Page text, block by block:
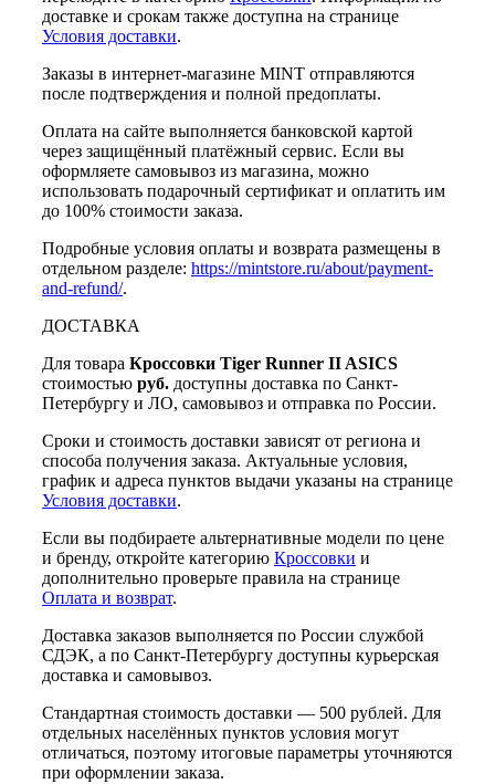
доставке и срокам также доступна на странице
Условия доставки.
Заказы в интернет-магазине MINT отправляются
после подтверждения и полной предоплаты.
Оплата на сайте выполняется банковской картой
через защищённый платёжный сервис. Если вы
оформляете самовывоз из магазина, можно
использовать подарочный сертификат и оплатить им
до 100% стоимости заказа.
Подробные условия оплаты и возврата размещены в
отдельном разделе: https://mintstore.ru/about/payment-
and-refund/.
ДОСТАВКА
Для товара Кроссовки Tiger Runner II ASICS
стоимостью руб. доступны доставка по Санкт-
Петербургу и ЛО, самовывоз и отправка по России.
Сроки и стоимость доставки зависят от региона и
способа получения заказа. Актуальные условия,
график и адреса пунктов выдачи указаны на странице
Условия доставки.
Если вы подбираете альтернативные модели по цене
и бренду, откройте категорию Кроссовки и
дополнительно проверьте правила на странице
Оплата и возврат.
Доставка заказов выполняется по России службой
СДЭК, а по Санкт-Петербургу доступны курьерская
доставка и самовывоз.
Стандартная стоимость доставки — 500 рублей. Для
отдельных населённых пунктов условия могут
отличаться, поэтому итоговые параметры уточняются
при оформлении заказа.